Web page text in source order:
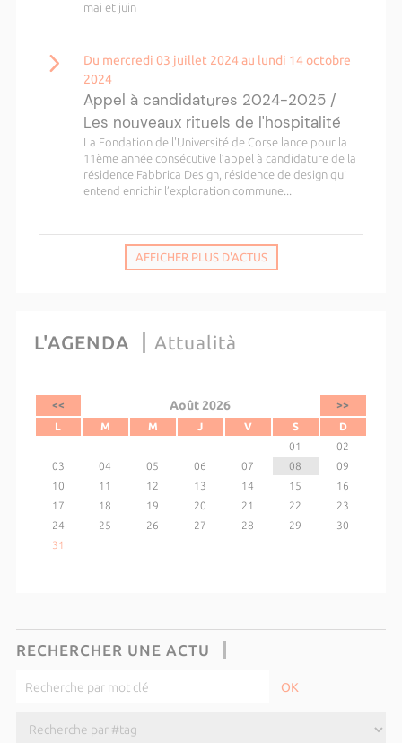
mai et juin
Du mercredi 03 juillet 2024 au lundi 14 octobre
2024
Appel à candidatures 2024-2025 /
Les nouveaux rituels de l'hospitalité
La Fondation de l'Université de Corse lance pour la
11ème année consécutive l’appel à candidature de la
résidence Fabbrica Design, résidence de design qui
entend enrichir l’exploration commune...
AFFICHER PLUS D'ACTUS
L'AGENDA Attualità
<< Août 2026
>>
L
M M J V S
D
01
02
03
04 05 06 07 08
09
10
11 12 13 14 15
16
17
18 19 20 21 22
23
24
25 26 27 28 29
30
31
RECHERCHER UNE ACTU